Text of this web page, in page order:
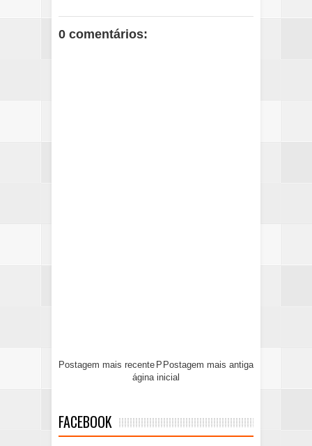
0 comentários:
Postagem mais recente Postagem mais antiga
P
ágina inicial
FACEBOOK